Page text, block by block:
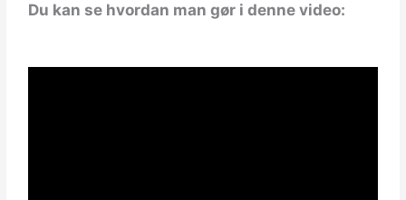
Du kan se hvordan man gør i denne video: